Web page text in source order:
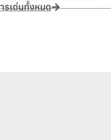
รเด่นทั้งหมด